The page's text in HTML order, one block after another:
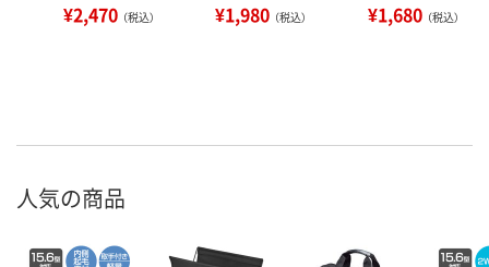
¥2,470 （税込） ¥1,980 （税込） ¥1,680 （税込）
人気の商品